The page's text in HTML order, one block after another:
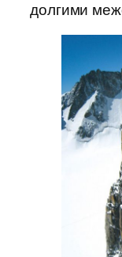
долгими